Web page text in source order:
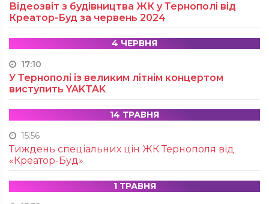
Відеозвіт з будівництва ЖК у Тернополі від
Креатор-Буд за червень 2024
4 ЧЕРВНЯ
17:10
У Тернополі із великим літнім концертом
виступить YAKTAK
14 ТРАВНЯ
15:56
Тиждень спеціальних цін ЖК Тернополя від
«Креатор-Буд»
1 ТРАВНЯ